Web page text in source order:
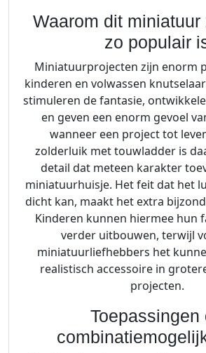
n
t
Waarom dit miniatuur
zo populair
Miniatuurprojecten zijn enorm
kinderen en volwassen
stimuleren de fantasie,
en geven een enorm gevoel
wanneer een project tot
zolderluik met touwladder is
detail dat meteen karakter
miniatuurhuisje. Het feit dat het
dicht kan, maakt het extra
Kinderen kunnen hiermee hun
verder uitbouwen, terwijl
miniatuurliefhebbers het
realistisch accessoire in
projecten.
Toepassingen